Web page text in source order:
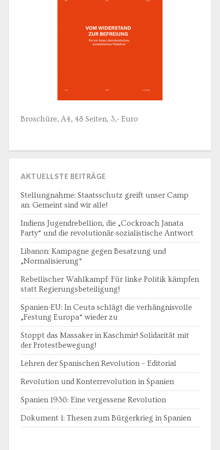
Broschüre, A4, 48 Seiten, 3,- Euro
AKTUELLSTE BEITRÄGE
Stellungnahme: Staatsschutz greift unser Camp
an: Gemeint sind wir alle!
Indiens Jugendrebellion, die „Cockroach Janata
Party“ und die revolutionär-sozialistische Antwort
Libanon: Kampagne gegen Besatzung und
„Normalisierung“
Rebellischer Wahlkampf: Für linke Politik kämpfen
statt Regierungsbeteiligung!
Spanien-EU: In Ceuta schlägt die verhängnisvolle
„Festung Europa“ wieder zu
Stoppt das Massaker in Kaschmir! Solidarität mit
der Protestbewegung!
Lehren der Spanischen Revolution – Editorial
Revolution und Konterrevolution in Spanien
Spanien 1936: Eine vergessene Revolution
Dokument 1: Thesen zum Bürgerkrieg in Spanien